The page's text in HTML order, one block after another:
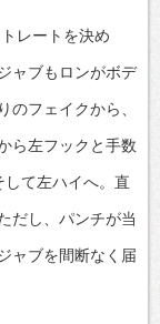
レートを決め
ャブもロンがボデ
のフェイクから、
ら左フックと手数
て左ハイへ。直
だし、パンチが当
ャブを間断なく届